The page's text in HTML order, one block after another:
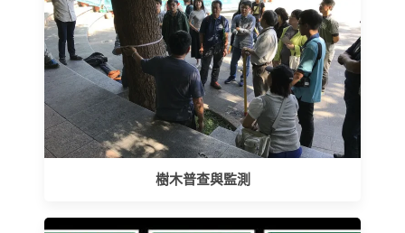
樹木普查與監測